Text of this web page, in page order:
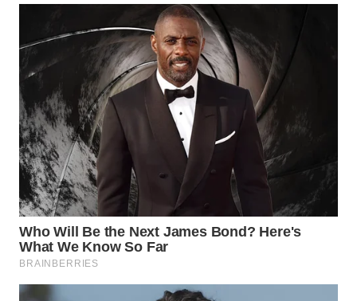
WN
SUKABUMI
WN
PURWAKARTA
WN
PRIANGAN
TIMUR
WN